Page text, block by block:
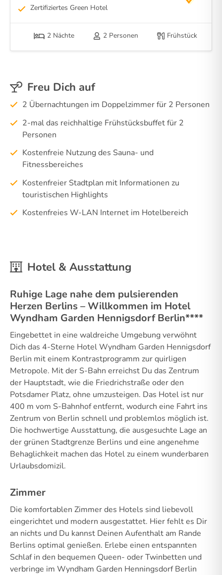
Zertifiziertes Green Hotel
2 Nächte 2 Personen Frühstück
Freu Dich auf
2 Übernachtungen im Doppelzimmer für 2 Personen
2-mal das reichhaltige Frühstücksbuffet für 2
Personen
Kostenfreie Nutzung des Sauna- und
Fitnessbereiches
Kostenfreier Stadtplan mit Informationen zu
touristischen Highlights
Kostenfreies W-LAN Internet im Hotelbereich
Hotel & Ausstattung
Ruhige Lage nahe dem pulsierenden
Herzen Berlins – Willkommen im Hotel
Wyndham Garden Hennigsdorf Berlin****
Eingebettet in eine waldreiche Umgebung verwöhnt
Dich das 4-Sterne Hotel Wyndham Garden Hennigsdorf
Berlin mit einem Kontrastprogramm zur quirligen
Metropole. Mit der S-Bahn erreichst Du das Zentrum
der Hauptstadt, wie die Friedrichstraße oder den
Potsdamer Platz, ohne umzusteigen. Das Hotel ist nur
400 m vom S-Bahnhof entfernt, wodurch eine Fahrt ins
Zentrum von Berlin schnell und problemlos möglich ist.
Die hochwertige Ausstattung, die ausgesuchte Lage an
der grünen Stadtgrenze Berlins und eine angenehme
Behaglichkeit machen das Hotel zu einem wunderbaren
Urlaubsdomizil.
Zimmer
Die komfortablen Zimmer des Hotels sind liebevoll
eingerichtet und modern ausgestattet. Hier fehlt es Dir
an nichts und Du kannst Deinen Aufenthalt am Rande
Berlins optimal genießen. Erlebe einen entspannten
Schlaf in den bequemen Queen- oder Twinbetten und
verbringe im Wyndham Garden Henningsdorf Berlin